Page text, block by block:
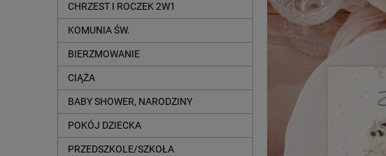
CHRZEST I ROCZEK 2W1
KOMUNIA ŚW.
BIERZMOWANIE
CIĄŻA
BABY SHOWER, NARODZINY
POKÓJ DZIECKA
PRZEDSZKOLE/SZKOŁA